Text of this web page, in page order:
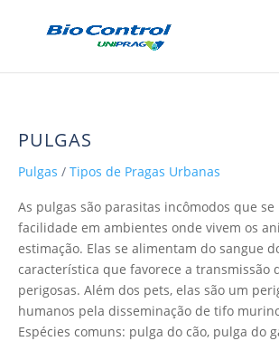
PULGAS
Pulgas / Tipos de Pragas Urbanas
As pulgas são parasitas incômodos que
facilidade em ambientes onde vivem os
estimação. Elas se alimentam do sangue
característica que favorece a transmissão
perigosas. Além dos pets, elas são um
humanos pela disseminação de tifo
Espécies comuns: pulga do cão, pulga do